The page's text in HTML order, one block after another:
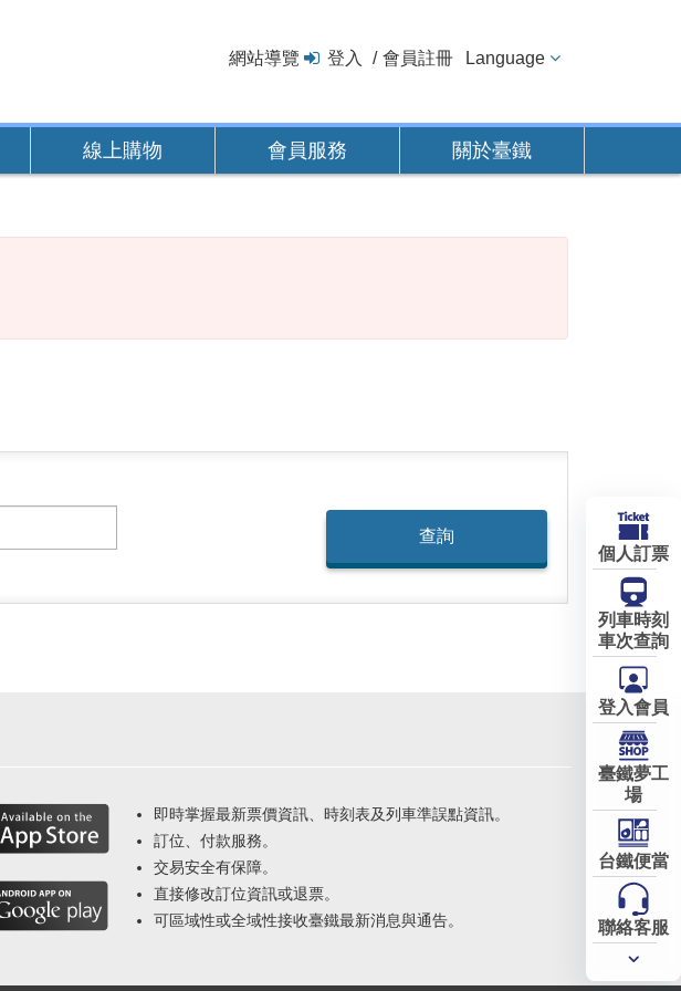
網站導覽 登入 會員註冊 Language
線上購物 會員服務 關於臺鐵
即時掌握最新票價資訊、時刻表及列車準誤點資訊。
訂位、付款服務。
交易安全有保障。
直接修改訂位資訊或退票。
可區域性或全域性接收臺鐵最新消息與通告。
個人訂票
列車時刻
車次查詢
登入會員
臺鐵夢工
場
台鐵便當
聯絡客服
常用